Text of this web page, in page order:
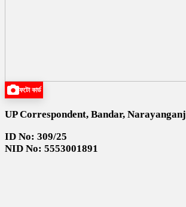
ফটো কার্ড
UP Correspondent, Bandar, Narayanganj
ID No: 309/25
NID No: 5553001891